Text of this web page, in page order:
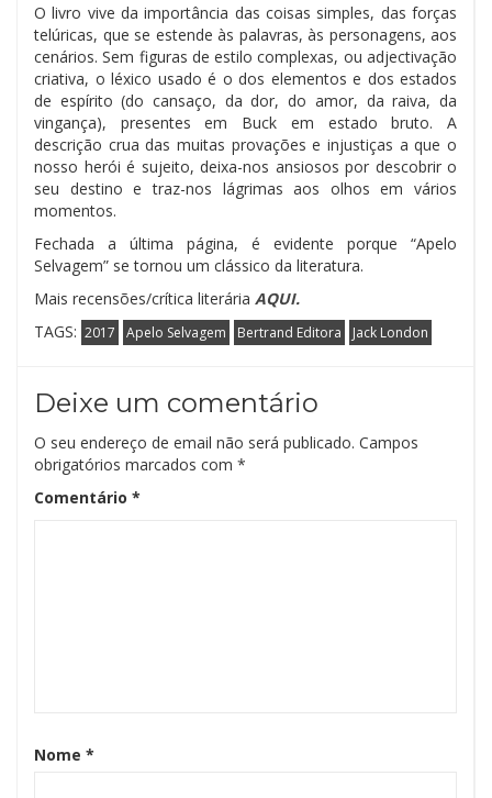
O livro vive da importância das coisas simples, das forças
telúricas, que se estende às palavras, às personagens, aos
cenários. Sem figuras de estilo complexas, ou adjectivação
criativa, o léxico usado é o dos elementos e dos estados
de espírito (do cansaço, da dor, do amor, da raiva, da
vingança), presentes em Buck em estado bruto. A
descrição crua das muitas provações e injustiças a que o
nosso herói é sujeito, deixa-nos ansiosos por descobrir o
seu destino e traz-nos lágrimas aos olhos em vários
momentos.
Fechada a última página, é evidente porque “Apelo
Selvagem” se tornou um clássico da literatura.
Mais recensões/crítica literária AQUI.
TAGS: 2017 Apelo Selvagem Bertrand Editora Jack London
Deixe um comentário
O seu endereço de email não será publicado. Campos
obrigatórios marcados com *
Comentário *
Nome *